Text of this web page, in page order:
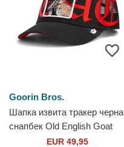
Goorin Bros.
Шапка извита тракер черна
снапбек Old English Goat
The Farm от Goorin Bros.
EUR 49,95